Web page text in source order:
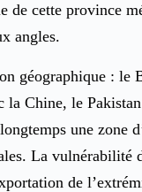
de cette province
angles.
géographique : le
la Chine, le
une zone
La vulnérabilité
de